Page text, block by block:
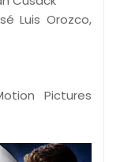
Luis Orozco,
Pictures